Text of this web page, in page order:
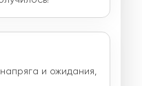
и ожидания,